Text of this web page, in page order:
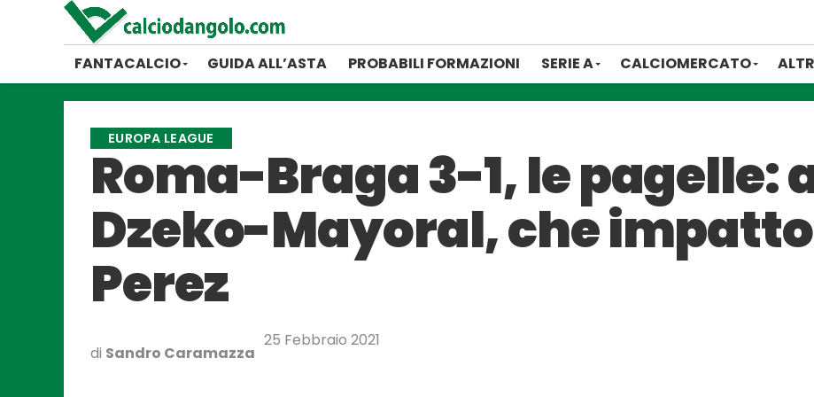
FANTACALCIO GUIDA ALL’ASTA PROBABILI FORMAZIONI SERIE A CALCIOMERCATO
EUROPA LEAGUE
Roma-Braga 3-1, le pagelle:
Dzeko-Mayoral, che
Perez
di Sandro Caramazza
25 Febbraio 2021